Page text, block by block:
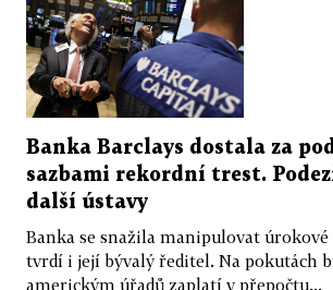
Banka Barclays dostala za
sazbami rekordní trest.
další ústavy
Banka se snažila manipulovat úrokové
tvrdí i její bývalý ředitel. Na pokutách
americkým úřadů zaplatí v přepočtu...